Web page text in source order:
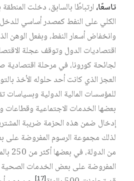
تاسعًا، ارتباطًا بالسابق، دخلت
الكلي على النفط كمصدر أساسي
وانخفاض أسعار النفط، وبفعل الوهن
اقتصاديات الدول وتوقف عجلة
لجائحة كورونا، في مرحلة اقتصادية
العجز الذي كانت أحد حلوله الأخذ
للمؤسسات المالية الدولية وبسياسات
بعضها الخدمات الاجتماعية وقطاعات
إدخال ضمن هذه الحزمة ضريبة
لذلك مجموعة الرسوم المفروضة على
من
المفروضة على بعض الخدمات